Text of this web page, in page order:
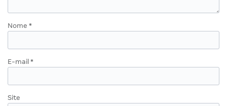
Nome *
E-mail *
Site